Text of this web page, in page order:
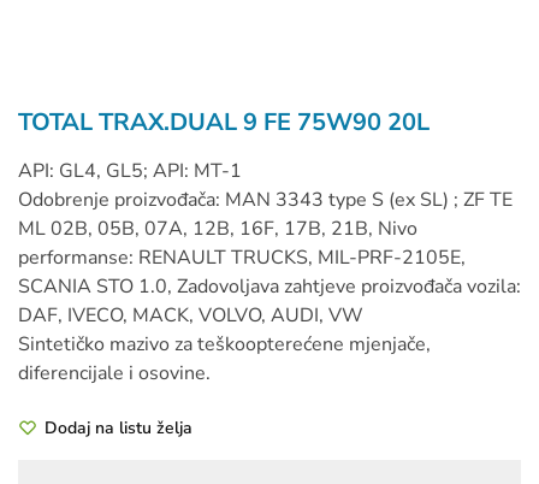
TOTAL TRAX.DUAL 9 FE 75W90 20L
API: GL4, GL5; API: MT-1
Odobrenje proizvođača: MAN 3343 type S (ex SL) ; ZF TE
ML 02B, 05B, 07A, 12B, 16F, 17B, 21B, Nivo
performanse: RENAULT TRUCKS, MIL-PRF-2105E,
SCANIA STO 1.0, Zadovoljava zahtjeve proizvođača vozila:
DAF, IVECO, MACK, VOLVO, AUDI, VW
Sintetičko mazivo za teškoopterećene mjenjače,
diferencijale i osovine.
Dodaj na listu želja